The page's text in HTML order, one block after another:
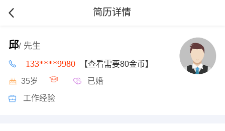
简历详情
邱/ 先生
133****9980 【查看需要80金币】
35岁 已婚
工作经验